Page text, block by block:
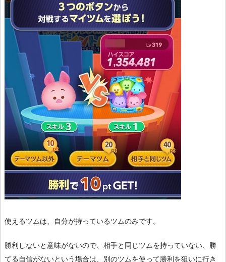
使えるツムは、自分が持っているツムのみです。
勝利しないと意味がないので、相手と同じツムを持っていない、勝
てる自信がないという場合は、別のツムを使って勝利を狙いに行き